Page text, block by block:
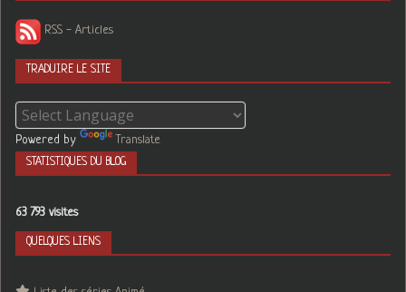
RSS - Articles
TRADUIRE LE SITE
Powered by Translate
STATISTIQUES DU BLOG
63 793 visites
QUELQUES LIENS